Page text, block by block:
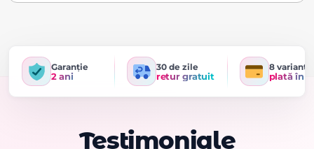
Garanție
2 ani
30 de zile
retur gratuit
8 variante
plată în
Testimoniale